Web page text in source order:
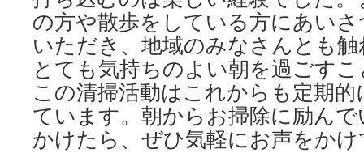
の方や散歩をしている方にあい
いただき、地域のみなさんとも
とても気持ちのよい朝を過ごす
この清掃活動はこれからも定期
ています。朝からお掃除に励ん
かけたら、ぜひ気軽にお声をか